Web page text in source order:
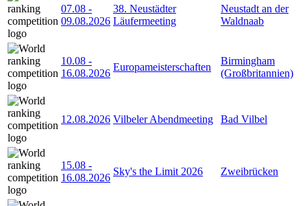
07.08 -
09.08.2026
38. Neustädter
Läufermeeting
Neustadt an der
Waldnaab
10.08 -
16.08.2026
Europameisterschaften
Birmingham
(Großbritannien)
12.08.2026 Vilbeler Abendmeeting Bad Vilbel
15.08 -
16.08.2026
Sky's the Limit 2026 Zweibrücken